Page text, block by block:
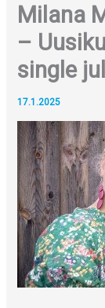
Milana
–
single
17.1.2025